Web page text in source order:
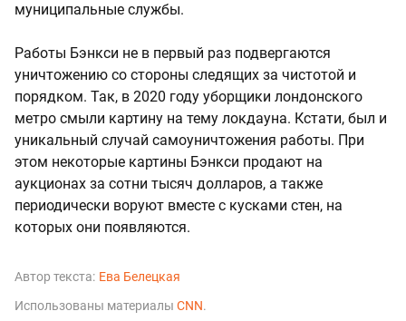
муниципальные службы.
Работы Бэнкси не в первый раз подвергаются
уничтожению со стороны следящих за чистотой и
порядком. Так, в 2020 году уборщики лондонского
метро смыли картину на тему локдауна. Кстати, был и
уникальный случай самоуничтожения работы. При
этом некоторые картины Бэнкси продают на
аукционах за сотни тысяч долларов, а также
периодически воруют вместе с кусками стен, на
которых они появляются.
Автор текста: Ева Белецкая
Использованы материалы CNN.